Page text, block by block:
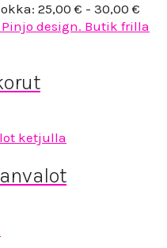
25,00 € - 30,00 €